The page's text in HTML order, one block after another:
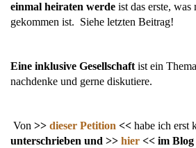
einmal heiraten werde ist das erste,
gekommen ist. Siehe letzten Beitrag!
Eine inklusive Gesellschaftist ein
nachdenke und gerne diskutiere.
Von >> dieser Petition << habe ich erst
unterschrieben und >> hier << im Blog